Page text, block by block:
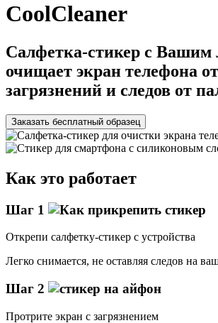
CoolCleaner
Cалфетка-стикер с Вашим
очищает экран телефона от
загрязнений и следов от
Заказать бесплатный образец
Как это работает
Шаг 1
Открепи салфетку-стикер с устройства
Легко снимается, не оставляя следов на
Шаг 2
Протрите экран с загрязнением